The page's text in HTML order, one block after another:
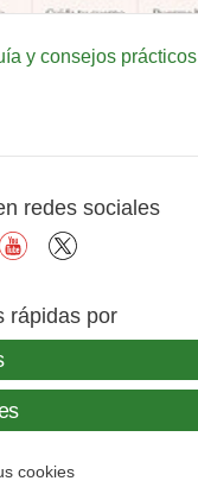
y consejos prácticos
redes sociales
youtube
rápidas por
cookies